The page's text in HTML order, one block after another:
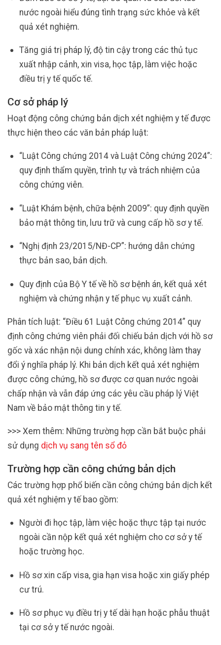
nước ngoài hiểu đúng tình trạng sức khỏe và kết
quả xét nghiệm.
Tăng giá trị pháp lý, độ tin cậy trong các thủ tục
xuất nhập cảnh, xin visa, học tập, làm việc hoặc
điều trị y tế quốc tế.
Cơ sở pháp lý
Hoạt động công chứng bản dịch xét nghiệm y tế được
thực hiện theo các văn bản pháp luật:
“Luật Công chứng 2014 và Luật Công chứng 2024”:
quy định thẩm quyền, trình tự và trách nhiệm của
công chứng viên.
“Luật Khám bệnh, chữa bệnh 2009”: quy định quyền
bảo mật thông tin, lưu trữ và cung cấp hồ sơ y tế.
“Nghị định 23/2015/NĐ-CP”: hướng dẫn chứng
thực bản sao, bản dịch.
Quy định của Bộ Y tế về hồ sơ bệnh án, kết quả xét
nghiệm và chứng nhận y tế phục vụ xuất cảnh.
Phân tích luật: “Điều 61 Luật Công chứng 2014” quy
định công chứng viên phải đối chiếu bản dịch với hồ sơ
gốc và xác nhận nội dung chính xác, không làm thay
đổi ý nghĩa pháp lý. Khi bản dịch kết quả xét nghiệm
được công chứng, hồ sơ được cơ quan nước ngoài
chấp nhận và vẫn đáp ứng các yêu cầu pháp lý Việt
Nam về bảo mật thông tin y tế.
>>> Xem thêm: Những trường hợp cần bắt buộc phải
sử dụng dịch vụ sang tên sổ đỏ
Trường hợp cần công chứng bản dịch
Các trường hợp phổ biến cần công chứng bản dịch kết
quả xét nghiệm y tế bao gồm:
Người đi học tập, làm việc hoặc thực tập tại nước
ngoài cần nộp kết quả xét nghiệm cho cơ sở y tế
hoặc trường học.
Hồ sơ xin cấp visa, gia hạn visa hoặc xin giấy phép
cư trú.
Hồ sơ phục vụ điều trị y tế dài hạn hoặc phẫu thuật
tại cơ sở y tế nước ngoài.